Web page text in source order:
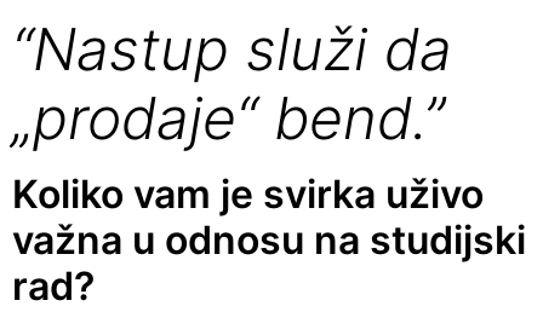
“Nastup služi da
„prodaje“ bend.”
Koliko vam je svirka uživo
važna u odnosu na studijski
rad?